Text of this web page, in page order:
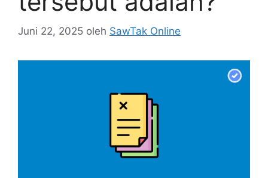
Juni 22, 2025 oleh SawTak Online